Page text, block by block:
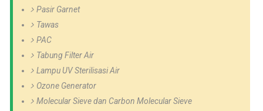
Pasir Garnet
Tawas
PAC
Tabung Filter Air
Lampu UV Sterilisasi Air
Ozone Generator
Molecular Sieve dan Carbon Molecular Sieve